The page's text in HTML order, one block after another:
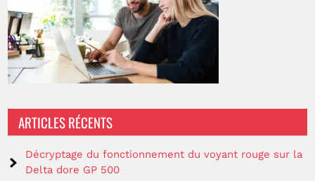
ARTICLES RÉCENTS
Décryptage du fonctionnement du voyant rouge sur la
Delta dore GP 500